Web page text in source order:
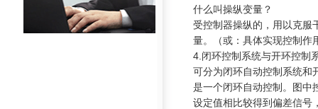
什么叫操纵变量？
受控制器操纵的，用以克服
量。
（或： 具体实现控制作
4. 闭环控制系统与开环控制
可分为闭环自动控制系统和
是一个闭环自动控制。图中
设定值相比较得到偏差信号